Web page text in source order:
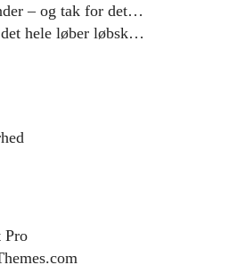
– og tak for det…
hele løber løbsk…
Pro